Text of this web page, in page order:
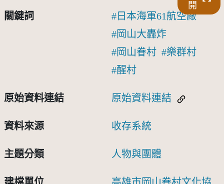
開
關鍵詞
日本海軍61航空廠
岡山大轟炸
岡山眷村
樂群村
醒村
原始資料連結 原始資料連結
資料來源 收存系統
主題分類 人物與團體